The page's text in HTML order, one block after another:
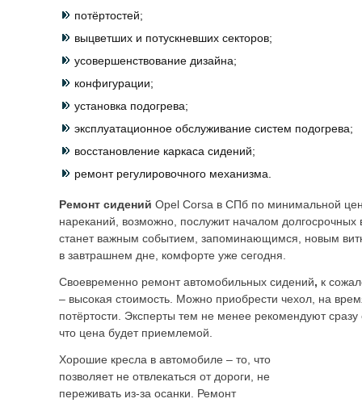
потёртостей;
выцветших и потускневших секторов;
усовершенствование дизайна;
конфигурации;
установка подогрева;
эксплуатационное обслуживание систем подогрева;
восстановление каркаса сидений;
ремонт регулировочного механизма.
Ремонт сидений Opel Corsa в СПб по минимальной
нареканий, возможно, послужит началом
станет важным событием, запоминающимся, новым
в завтрашнем дне, комфорте уже сегодня.
Своевременно ремонт автомобильных сидений, к
– высокая стоимость. Можно приобрести чехол, на
потёртости. Эксперты тем не менее рекомендуют
что цена будет приемлемой.
Хорошие кресла в автомобиле – то, что
позволяет не отвлекаться от дороги, не
переживать из-за осанки. Ремонт